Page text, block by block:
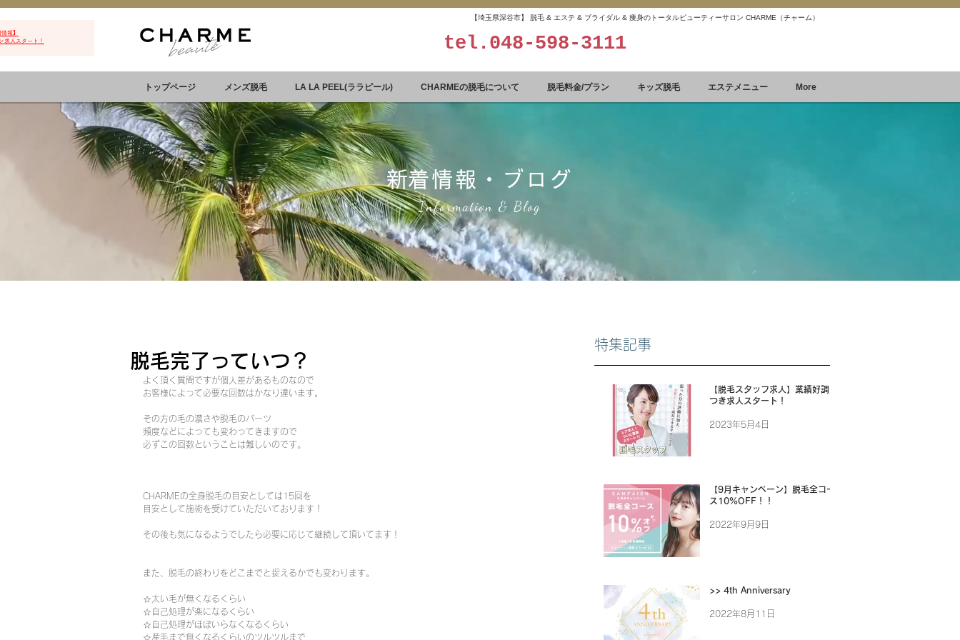
報】
求人スタート！
【埼玉県深谷市】 脱毛 & エステ & ブライダル & 痩身のトータルビューティーサロン CHARME（チャーム）
tel. 048-598-3111
トップページ メンズ脱毛 LA LA PEEL(ララピール) CHARMEの脱毛について 脱毛料金/プラン キッズ脱毛 エステメニュー More
​新着情報・ブログ
Information & Blog
脱毛完了っていつ？
よく頂く質問ですが個人差があるものなので
お客様によって必要な回数はかなり違います。
その方の毛の濃さや脱毛のパーツ
頻度などによっても変わってきますので
必ずこの回数ということは難しいのです。
CHARMEの全身脱毛の目安としては15回を
目安として施術を受けていただいております！
その後も気になるようでしたら必要に応じて継続して頂いてます！
また、脱毛の終わりをどこまでと捉えるかでも変わります。
☆太い毛が無くなるくらい
☆自己処理が楽になるくらい
☆自己処理がほぼいらなくなるくらい
☆産毛まで無くなるくらいのツルツルまで
特集記事
【脱毛スタッフ求人】業績好調に
つき求人スタート！
2023年5月4日
【9月キャンペーン】脱毛全コー
ス10%OFF！！
2022年9月9日
>> 4th Anniversary
2022年8月11日